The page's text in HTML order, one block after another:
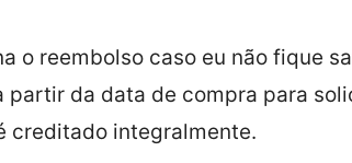
o reembolso caso eu não fique
partir da data de compra para
creditado integralmente.